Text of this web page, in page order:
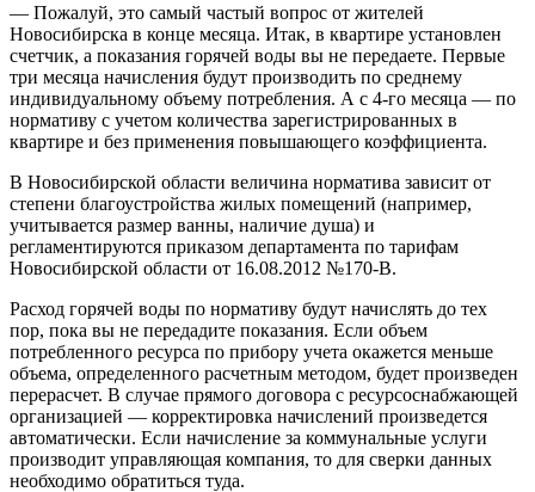
— Пожалуй, это самый частый вопрос от жителей
Новосибирска в конце месяца. Итак, в квартире установлен
счетчик, а показания горячей воды вы не передаете. Первые
три месяца начисления будут производить по среднему
индивидуальному объему потребления. А с 4-го месяца — по
нормативу с учетом количества зарегистрированных в
квартире и без применения повышающего коэффициента.
В Новосибирской области величина норматива зависит от
степени благоустройства жилых помещений (например,
учитывается размер ванны, наличие душа) и
регламентируются приказом департамента по тарифам
Новосибирской области от 16.08.2012 №170-В.
Расход горячей воды по нормативу будут начислять до тех
пор, пока вы не передадите показания. Если объем
потребленного ресурса по прибору учета окажется меньше
объема, определенного расчетным методом, будет произведен
перерасчет. В случае прямого договора с ресурсоснабжающей
организацией — корректировка начислений произведется
автоматически. Если начисление за коммунальные услуги
производит управляющая компания, то для сверки данных
необходимо обратиться туда.